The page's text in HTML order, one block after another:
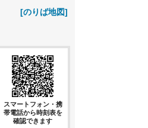
[のりば地図]
スマートフォン・携
帯電話から時刻表を
確認できます